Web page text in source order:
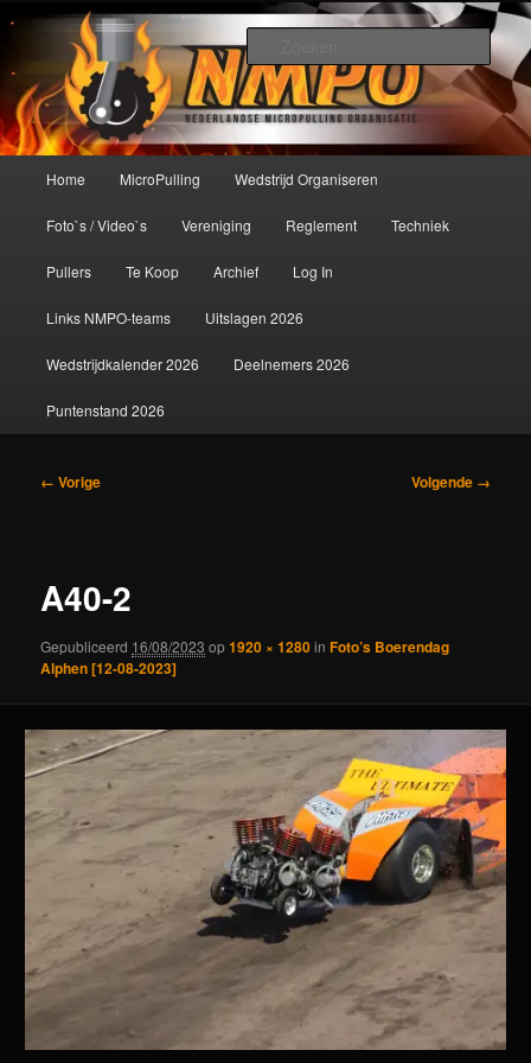
primaire
inhoudNederlandse MicroPulling
Organisatie
De meest krachtige modelbouwsport ter wereld!
Home MicroPulling Wedstrijd Organiseren
Foto`s / Video`s Vereniging Reglement Techniek
Pullers Te Koop Archief Log In
Links NMPO-teams Uitslagen 2026
Wedstrijdkalender 2026 Deelnemers 2026
Puntenstand 2026
Afbeeldingsnavigatie
← Vorige Volgende →
A40-2
Gepubliceerd 16/08/2023 op1920 × 1280inFoto’s Boerendag
Alphen [12-08-2023]